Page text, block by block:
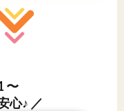
〜
心♪ ／